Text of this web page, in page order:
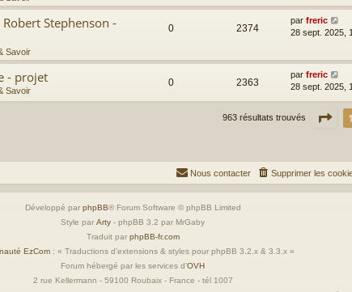
Stephenson -
Savoir
0 2374
par freric
28 sept. 2025,
- projet
Savoir
0 2363
par freric
28 sept. 2025,
963 résultats trouvés 1
Supprimer les
Nous contacter
Développé par phpBB® Forum Software © phpBB Limited
Style par Arty - phpBB 3.2 par MrGaby
Traduit par phpBB-fr.com
EzCom : « Traductions d'extensions & styles pour phpBB 3.2.x & 3.3.x »
Forum hébergé par les services d’OVH
2 rue Kellermann - 59100 Roubaix - France - tél 1007